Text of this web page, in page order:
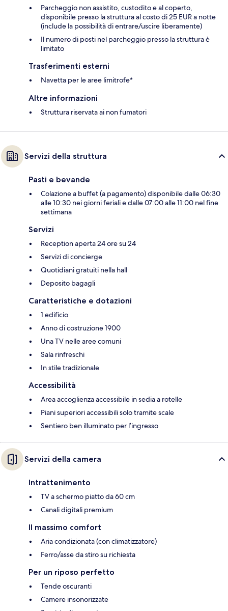
Parcheggio non assistito, custodito e al coperto,
disponibile presso la struttura al costo di 25 EUR a notte
(include la possibilità di entrare/uscire liberamente)
Il numero di posti nel parcheggio presso la struttura è
limitato
Trasferimenti esterni
Navetta per le aree limitrofe*
Altre informazioni
Struttura riservata ai non fumatori
Servizi della struttura
Pasti e bevande
Colazione a buffet (a pagamento) disponibile dalle 06:30
alle 10:30 nei giorni feriali e dalle 07:00 alle 11:00 nel fine
settimana
Servizi
Reception aperta 24 ore su 24
Servizi di concierge
Quotidiani gratuiti nella hall
Deposito bagagli
Caratteristiche e dotazioni
1 edificio
Anno di costruzione 1900
Una TV nelle aree comuni
Sala rinfreschi
In stile tradizionale
Accessibilità
Area accoglienza accessibile in sedia a rotelle
Piani superiori accessibili solo tramite scale
Sentiero ben illuminato per l’ingresso
Servizi della camera
Intrattenimento
TV a schermo piatto da 60 cm
Canali digitali premium
Il massimo comfort
Aria condizionata (con climatizzatore)
Ferro/asse da stiro su richiesta
Per un riposo perfetto
Tende oscuranti
Camere insonorizzate